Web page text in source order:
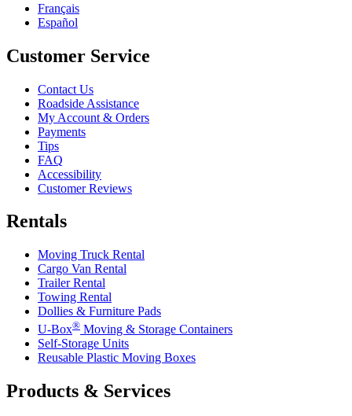
Français
Español
Customer Service
Contact Us
Roadside Assistance
My Account & Orders
Payments
Tips
FAQ
Accessibility
Customer Reviews
Rentals
Moving Truck Rental
Cargo Van Rental
Trailer Rental
Towing Rental
Dollies & Furniture Pads
U-Box® Moving & Storage Containers
Self-Storage Units
Reusable Plastic Moving Boxes
Products & Services